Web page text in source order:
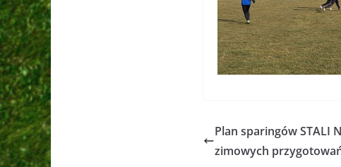
Plan sparingów STALI
zimowych